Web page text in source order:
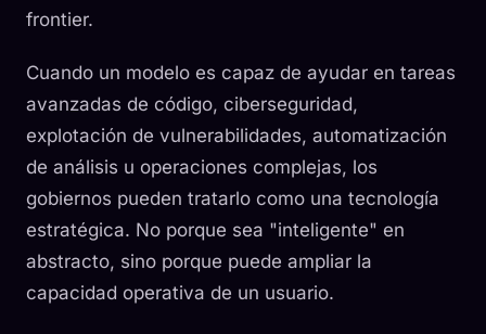
frontier.
Cuando un modelo es capaz de ayudar en tareas
avanzadas de código, ciberseguridad,
explotación de vulnerabilidades, automatización
de análisis u operaciones complejas, los
gobiernos pueden tratarlo como una tecnología
estratégica. No porque sea "inteligente" en
abstracto, sino porque puede ampliar la
capacidad operativa de un usuario.